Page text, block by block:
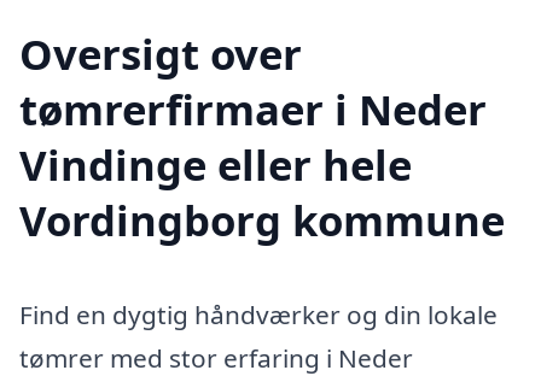
Oversigt over
tømrerfirmaer i Neder
Vindinge eller hele
Vordingborg kommune
Find en dygtig håndværker og din lokale
tømrer med stor erfaring i Neder